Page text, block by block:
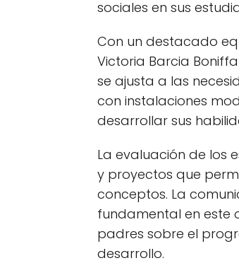
sociales en sus
Con un destacado
Victoria Barcia
se ajusta a las
con instalaciones
desarrollar sus
La evaluación de los
y proyectos que
conceptos. La
fundamental en este
padres sobre el
desarrollo.